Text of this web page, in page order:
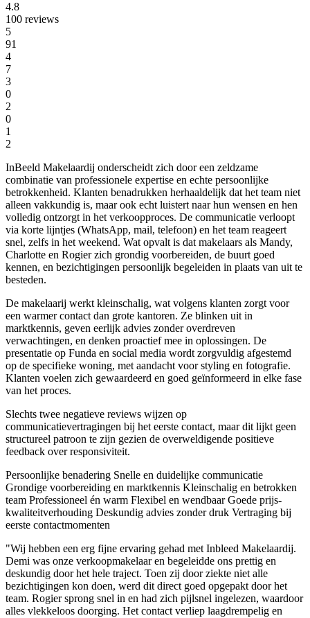
4.8
100 reviews
5
91
4
7
3
0
2
0
1
2
InBeeld Makelaardij onderscheidt zich door een zeldzame
combinatie van professionele expertise en echte persoonlijke
betrokkenheid. Klanten benadrukken herhaaldelijk dat het team niet
alleen vakkundig is, maar ook echt luistert naar hun wensen en hen
volledig ontzorgt in het verkoopproces. De communicatie verloopt
via korte lijntjes (WhatsApp, mail, telefoon) en het team reageert
snel, zelfs in het weekend. Wat opvalt is dat makelaars als Mandy,
Charlotte en Rogier zich grondig voorbereiden, de buurt goed
kennen, en bezichtigingen persoonlijk begeleiden in plaats van uit te
besteden.
De makelaarij werkt kleinschalig, wat volgens klanten zorgt voor
een warmer contact dan grote kantoren. Ze blinken uit in
marktkennis, geven eerlijk advies zonder overdreven
verwachtingen, en denken proactief mee in oplossingen. De
presentatie op Funda en social media wordt zorgvuldig afgestemd
op de specifieke woning, met aandacht voor styling en fotografie.
Klanten voelen zich gewaardeerd en goed geïnformeerd in elke fase
van het proces.
Slechts twee negatieve reviews wijzen op
communicatievertragingen bij het eerste contact, maar dit lijkt geen
structureel patroon te zijn gezien de overweldigende positieve
feedback over responsiviteit.
Persoonlijke benadering Snelle en duidelijke communicatie
Grondige voorbereiding en marktkennis Kleinschalig en betrokken
team Professioneel én warm Flexibel en wendbaarGoede prijs-
kwaliteitverhouding Deskundig advies zonder druk Vertraging bij
eerste contactmomenten
"Wij hebben een erg fijne ervaring gehad met Inbleed Makelaardij.
Demi was onze verkoopmakelaar en begeleidde ons prettig en
deskundig door het hele traject. Toen zij door ziekte niet alle
bezichtigingen kon doen, werd dit direct goed opgepakt door het
team. Rogier sprong snel in en had zich pijlsnel ingelezen, waardoor
alles vlekkeloos doorging. Het contact verliep laagdrempelig en